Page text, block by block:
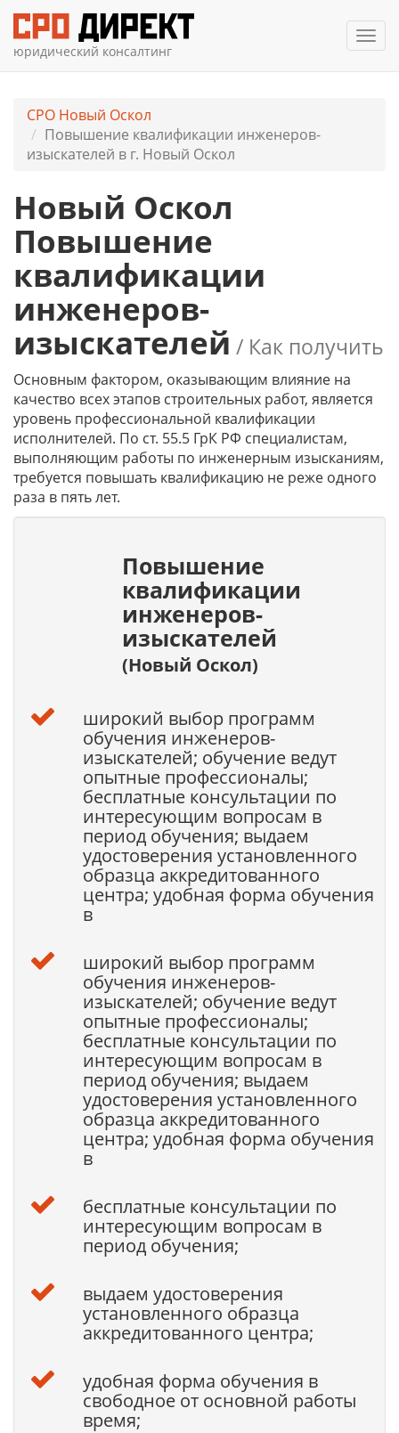
юридический консалтинг
СРО Новый Оскол
Повышение квалификации инженеров-
изыскателей в г. Новый Оскол
Новый Оскол
Повышение
квалификации
инженеров-
изыскателей / Как получить
Основным фактором, оказывающим влияние на
качество всех этапов строительных работ, является
уровень профессиональной квалификации
исполнителей. По ст. 55.5 ГрК РФ специалистам,
выполняющим работы по инженерным изысканиям,
требуется повышать квалификацию не реже одного
раза в пять лет.
Повышение
квалификации
инженеров-
изыскателей
(Новый Оскол)
широкий выбор программ
обучения инженеров-
изыскателей; обучение ведут
опытные профессионалы;
бесплатные консультации по
интересующим вопросам в
период обучения; выдаем
удостоверения установленного
образца аккредитованного
центра; удобная форма обучения
в
широкий выбор программ
обучения инженеров-
изыскателей; обучение ведут
опытные профессионалы;
бесплатные консультации по
интересующим вопросам в
период обучения; выдаем
удостоверения установленного
образца аккредитованного
центра; удобная форма обучения
в
бесплатные консультации по
интересующим вопросам в
период обучения;
выдаем удостоверения
установленного образца
аккредитованного центра;
удобная форма обучения в
свободное от основной работы
время;